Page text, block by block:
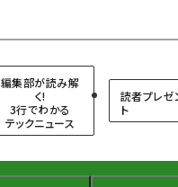
編集部が読み解
く!
3行でわかる
テックニュース
読者プレゼ
ト